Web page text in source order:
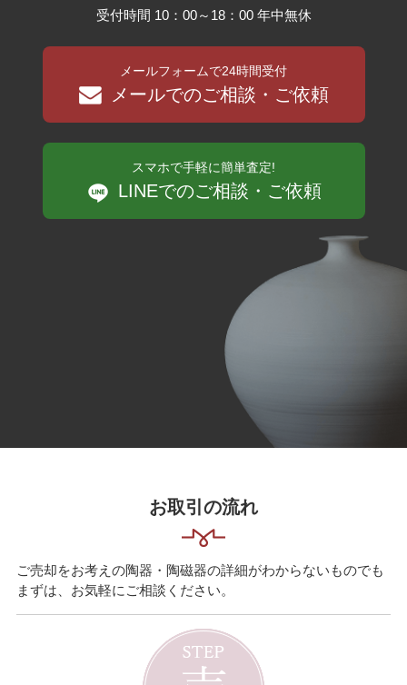
受付時間 10：00～18：00 年中無休
メールフォームで24時間受付
メールでのご相談・ご依頼
スマホで手軽に簡単査定!
LINEでのご相談・ご依頼
お取引の流れ
ご売却をお考えの陶器・陶磁器の詳細がわからないものでも
まずは、お気軽にご相談ください。